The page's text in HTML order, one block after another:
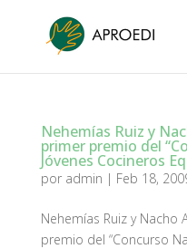
Nehemías Ruiz y
primer premio del
Jóvenes Cocineros
por admin | Feb 18,
Nehemías Ruiz y
premio del “Concurso